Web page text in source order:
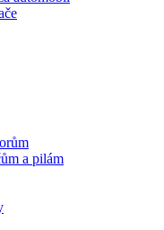
a pilám